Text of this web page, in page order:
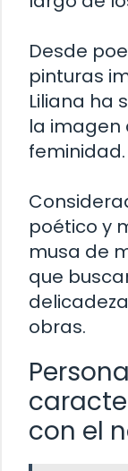
Desde
pinturas
Liliana ha
la imagen
feminidad.
poético y
musa de
que
obras.
con el